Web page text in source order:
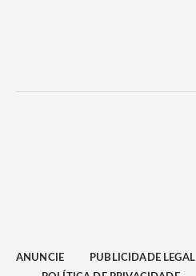
ANUNCIE
PUBLICIDADE LEGAL